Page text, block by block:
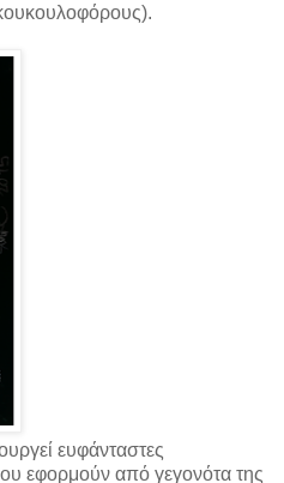
ευφάνταστες
εφορμούν από γεγονότα της